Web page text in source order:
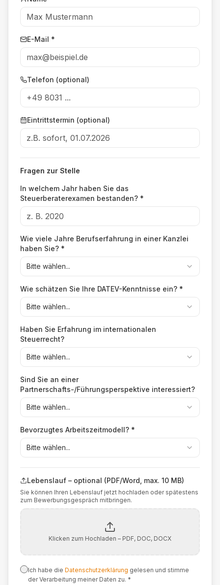
E-Mail *
Telefon (optional)
Eintrittstermin (optional)
Fragen zur Stelle
In welchem Jahr haben Sie das
Steuerberaterexamen bestanden? *
Wie viele Jahre Berufserfahrung in einer Kanzlei
haben Sie? *
Bitte wählen...
Wie schätzen Sie Ihre DATEV-Kenntnisse ein? *
Bitte wählen...
Haben Sie Erfahrung im internationalen
Steuerrecht?
Bitte wählen...
Sind Sie an einer
Partnerschafts-/Führungsperspektive interessiert?
Bitte wählen...
Bevorzugtes Arbeitszeitmodell? *
Bitte wählen...
Lebenslauf – optional (PDF/Word, max. 10 MB)
Sie können Ihren Lebenslauf jetzt hochladen oder spätestens
zum Bewerbungsgespräch mitbringen.
Klicken zum Hochladen – PDF, DOC, DOCX
Ich habe die Datenschutzerklärung gelesen und stimme
der Verarbeitung meiner Daten zu. *